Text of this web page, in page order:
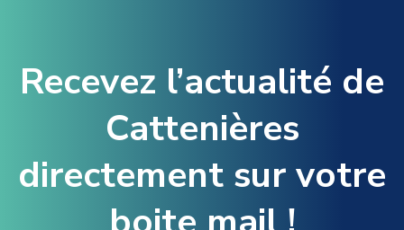
Recevez l’actualité de
Cattenières
directement sur votre